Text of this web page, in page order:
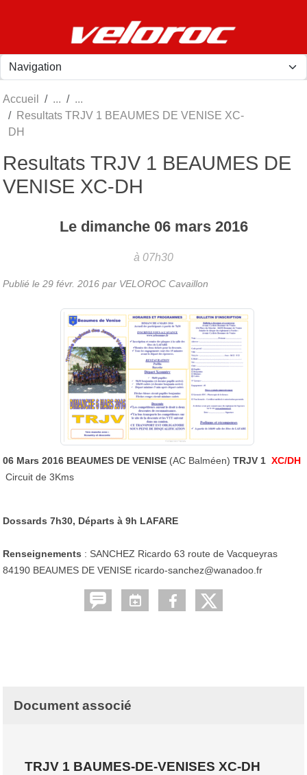
Accueil
Resultats TRJV 1 BEAUMES DE VENISE XC-
DH
Resultats TRJV 1 BEAUMES DE
VENISE XC-DH
Le dimanche 06 mars 2016
à 07h30
Publié le 29 févr. 2016 par VELOROC Cavaillon
06 Mars 2016 BEAUMES DE VENISE (AC Balméen) TRJV 1 XC/DH
Circuit de 3Kms
Dossards 7h30, Départs à 9h LAFARE
Renseignements : SANCHEZ Ricardo 63 route de Vacqueyras
84190 BEAUMES DE VENISE ricardo-sanchez@wanadoo.fr
Document associé
TRJV 1 BAUMES-DE-VENISES XC-DH